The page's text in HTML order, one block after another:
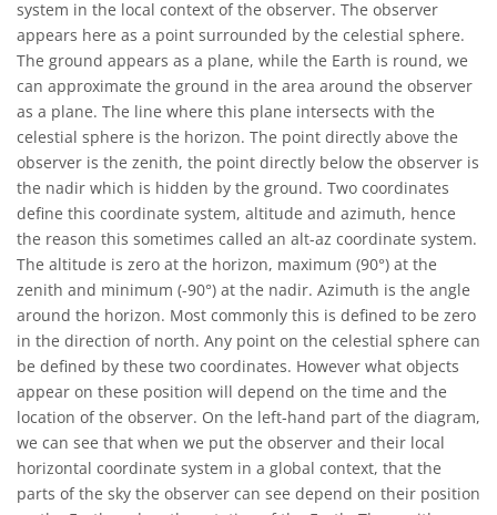
system in the local context of the observer. The observer
appears here as a point surrounded by the celestial sphere.
The ground appears as a plane, while the Earth is round, we
can approximate the ground in the area around the observer
as a plane. The line where this plane intersects with the
celestial sphere is the horizon. The point directly above the
observer is the zenith, the point directly below the observer is
the nadir which is hidden by the ground. Two coordinates
define this coordinate system, altitude and azimuth, hence
the reason this sometimes called an alt-az coordinate system.
The altitude is zero at the horizon, maximum (90°) at the
zenith and minimum (-90°) at the nadir. Azimuth is the angle
around the horizon. Most commonly this is defined to be zero
in the direction of north. Any point on the celestial sphere can
be defined by these two coordinates. However what objects
appear on these position will depend on the time and the
location of the observer. On the left-hand part of the diagram,
we can see that when we put the observer and their local
horizontal coordinate system in a global context, that the
parts of the sky the observer can see depend on their position